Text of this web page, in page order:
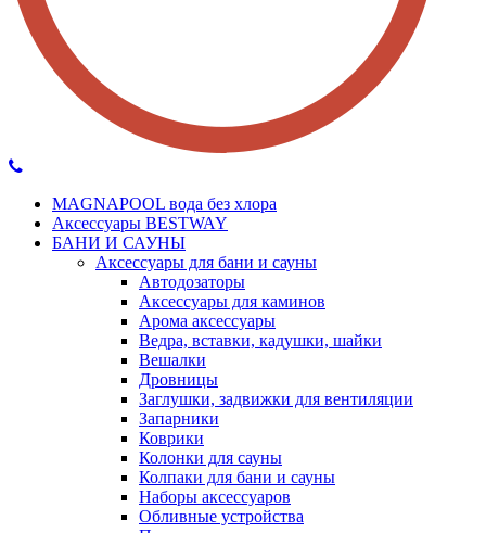
MAGNAPOOL вода без хлора
Аксессуары BESTWAY
БАНИ И САУНЫ
Аксессуары для бани и сауны
Автодозаторы
Аксессуары для каминов
Арома аксессуары
Ведра, вставки, кадушки, шайки
Вешалки
Дровницы
Заглушки, задвижки для вентиляции
Запарники
Коврики
Колонки для сауны
Колпаки для бани и сауны
Наборы аксессуаров
Обливные устройства